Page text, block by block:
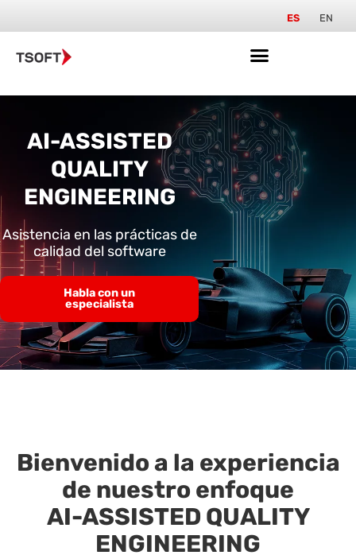
ES EN
AI-ASSISTED
QUALITY
ENGINEERING
Asistencia en las prácticas de
calidad del software
Habla con un
especialista
Bienvenido a la experiencia
de nuestro enfoque
AI-ASSISTED QUALITY
ENGINEERING